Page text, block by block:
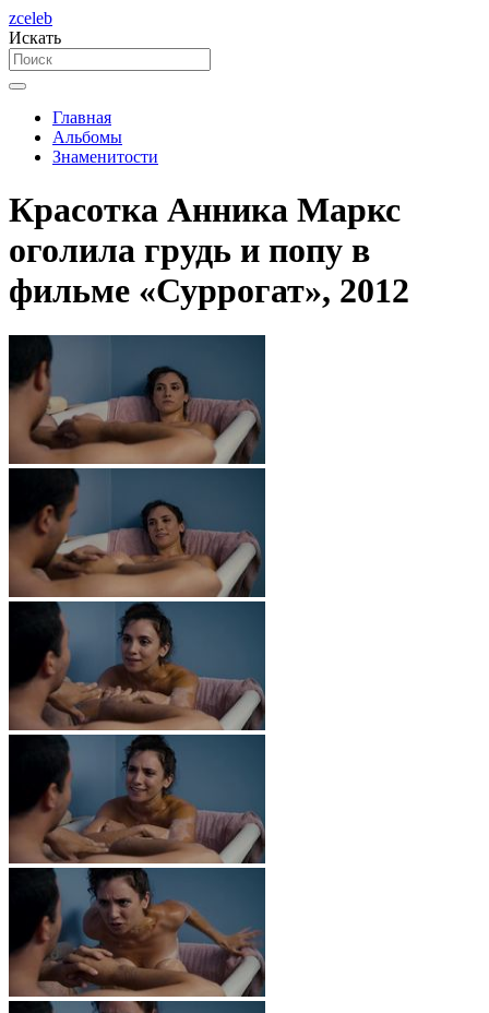
zceleb
Искать
Главная
Альбомы
Знаменитости
Красотка Анника Маркс
оголила грудь и попу в
фильме «Суррогат», 2012